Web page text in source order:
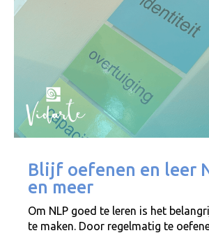
Blijf oefenen en leer
en meer
Om NLP goed te leren is het
te maken. Door regelmatig te